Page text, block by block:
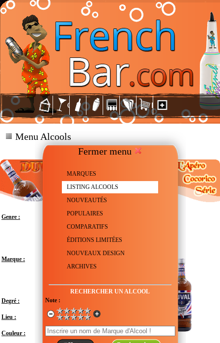
Fermer menu
MARQUES
LISTING ALCOOLS
NOUVEAUTÉS
POPULAIRES
COMPARATIFS
ÉDITIONS LIMITÉES
NOUVEAUX DESIGN
ARCHIVES
RECHERCHER UN ALCOOL
Note :
Menu Alcools
Genre : Pastis
Marque :
Degré :
Lieu :
France - Provence-Alpes-Côte d'Azur -
Marseille
Couleur :